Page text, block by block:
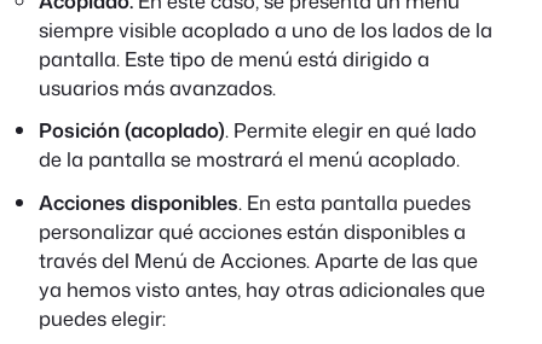
siempre visible acoplado a uno de los lados de la
pantalla. Este tipo de menú está dirigido a
usuarios más avanzados.
Posición (acoplado). Permite elegir en qué lado
de la pantalla se mostrará el menú acoplado.
Acciones disponibles. En esta pantalla puedes
personalizar qué acciones están disponibles a
través del Menú de Acciones. Aparte de las que
ya hemos visto antes, hay otras adicionales que
puedes elegir: